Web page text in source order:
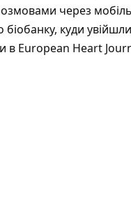
розмовами через
куди увійшли
в European Heart